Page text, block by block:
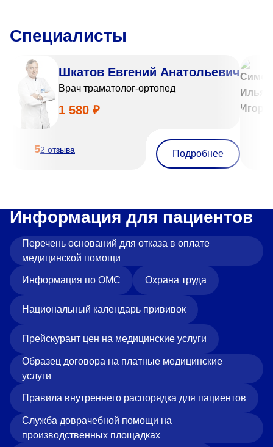
Специалисты
Шкатов Евгений Анатольевич
Врач траматолог-ортопед
1 580 ₽
52 отзыва Подробнее
Информация для пациентов
Перечень оснований для отказа в оплате
медицинской помощи
Информация по ОМС Охрана труда
Национальный календарь прививок
Прейскурант цен на медицинские услуги
Образец договора на платные медицинские
услуги
Правила внутреннего распорядка для пациентов
Служба доврачебной помощи на
производственных площадках